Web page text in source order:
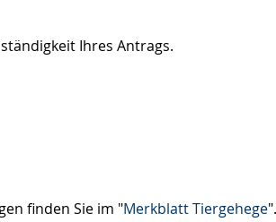
Ihres Antrags.
finden Sie im "Merkblatt Tiergehege".